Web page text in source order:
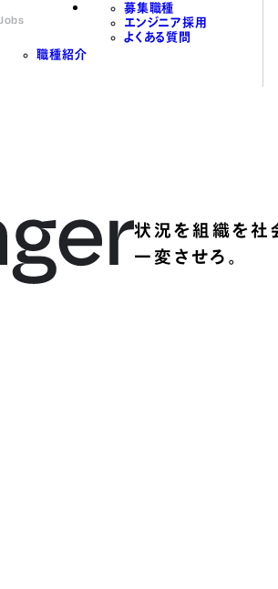
Jobs
職種紹介
募集職種
エンジニア採用
よくある質問
状況を組織を社
一変させろ。